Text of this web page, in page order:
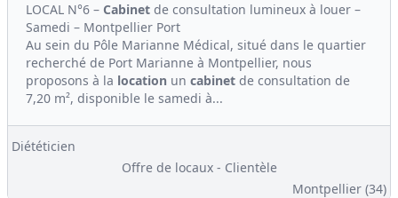
LOCAL N°6 – Cabinet de consultation lumineux à louer –
Samedi – Montpellier Port
Au sein du Pôle Marianne Médical, situé dans le quartier
recherché de Port Marianne à Montpellier, nous
proposons à la location un cabinet de consultation de
7,20 m², disponible le samedi à...
Diététicien
Offre de locaux - Clientèle
Montpellier (34)